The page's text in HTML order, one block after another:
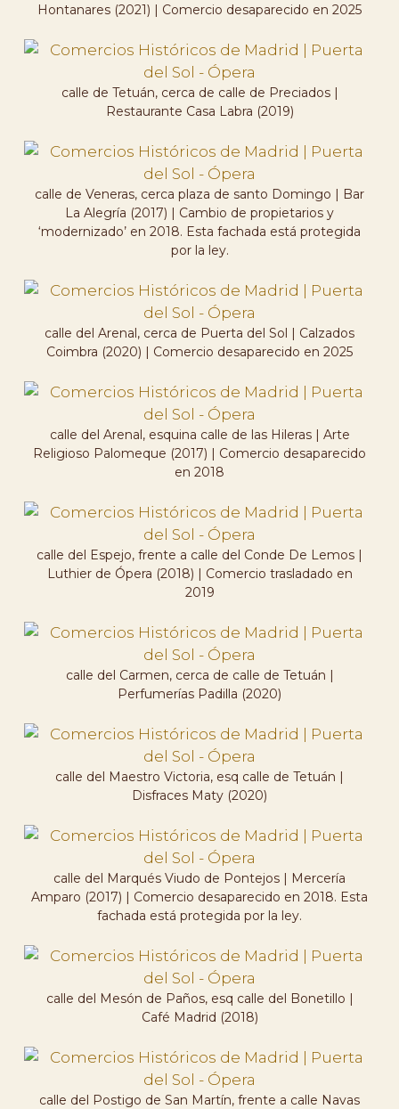
Hontanares (2021) | Comercio desaparecido en 2025
calle de Tetuán, cerca de calle de Preciados |
Restaurante Casa Labra (2019)
calle de Veneras, cerca plaza de santo Domingo | Bar
La Alegría (2017) | Cambio de propietarios y
‘modernizado’ en 2018. Esta fachada está protegida
por la ley.
calle del Arenal, cerca de Puerta del Sol | Calzados
Coimbra (2020) | Comercio desaparecido en 2025
calle del Arenal, esquina calle de las Hileras | Arte
Religioso Palomeque (2017) | Comercio desaparecido
en 2018
calle del Espejo, frente a calle del Conde De Lemos |
Luthier de Ópera (2018) | Comercio trasladado en
2019
calle del Carmen, cerca de calle de Tetuán |
Perfumerías Padilla (2020)
calle del Maestro Victoria, esq calle de Tetuán |
Disfraces Maty (2020)
calle del Marqués Viudo de Pontejos | Mercería
Amparo (2017) | Comercio desaparecido en 2018. Esta
fachada está protegida por la ley.
calle del Mesón de Paños, esq calle del Bonetillo |
Café Madrid (2018)
calle del Postigo de San Martín, frente a calle Navas